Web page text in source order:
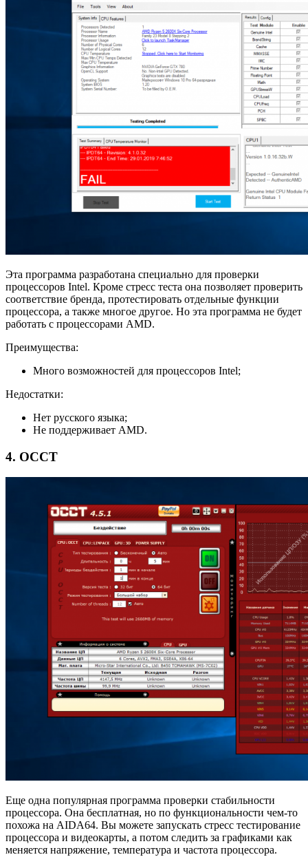
Эта программа разработана специально для проверки
процессоров Intel. Кроме стресс теста она позволяет проверить
соответствие бренда, протестировать отдельные функции
процессора, а также многое другое. Но эта программа не будет
работать с процессорами AMD.
Преимущества:
Много возможностей для процессоров Intel;
Недостатки:
Нет русского языка;
Не поддерживает AMD.
4. OCCT
Еще одна популярная программа проверки стабильности
процессора. Она бесплатная, но по функциональности чем-то
похожа на AIDA64. Вы можете запускать стресс тестирование
процессора и видеокарты, а потом следить за графиками как
меняется напряжение, температура и частота процессора.